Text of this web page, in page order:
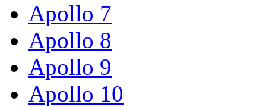
Apollo 7
Apollo 8
Apollo 9
Apollo 10